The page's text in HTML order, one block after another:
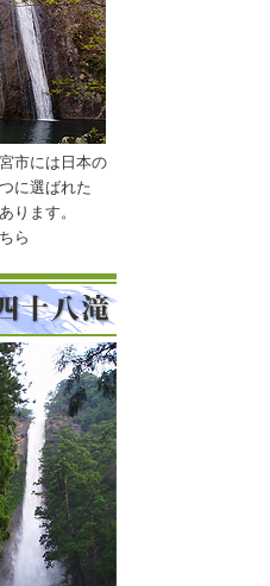
市には日本の
に選ばれた
ります。
ら